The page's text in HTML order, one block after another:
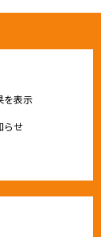
を表示
らせ